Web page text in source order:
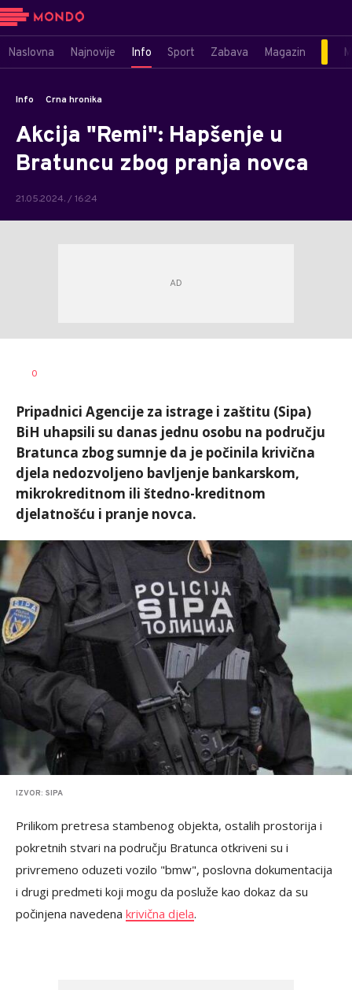
Naslovna Najnovije Info Sport Zabava Magazin
Info Crna hronika
Akcija "Remi": Hapšenje u
Bratuncu zbog pranja novca
21.05.2024. / 16:24
AUTOR
0
Pripadnici Agencije za istrage i zaštitu (Sipa)
BiH uhapsili su danas jednu osobu na području
Bratunca zbog sumnje da je počinila krivična
djela nedozvoljeno bavljenje bankarskom,
mikrokreditnom ili štedno-kreditnom
djelatnošću i pranje novca.
IZVOR: SIPA
Prilikom pretresa stambenog objekta, ostalih prostorija i
pokretnih stvari na području Bratunca otkriveni su i
privremeno oduzeti vozilo "bmw", poslovna dokumentacija
i drugi predmeti koji mogu da posluže kao dokaz da su
počinjena navedena krivična djela.